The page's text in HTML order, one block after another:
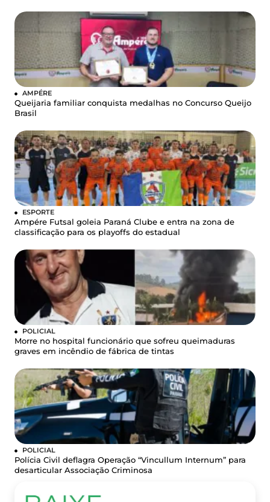
AMPÉRE
Queijaria familiar conquista medalhas no Concurso Queijo
Brasil
ESPORTE
Ampére Futsal goleia Paraná Clube e entra na zona de
classificação para os playoffs do estadual
POLICIAL
Morre no hospital funcionário que sofreu queimaduras
graves em incêndio de fábrica de tintas
POLICIAL
Polícia Civil deflagra Operação “Vincullum Internum” para
desarticular Associação Criminosa